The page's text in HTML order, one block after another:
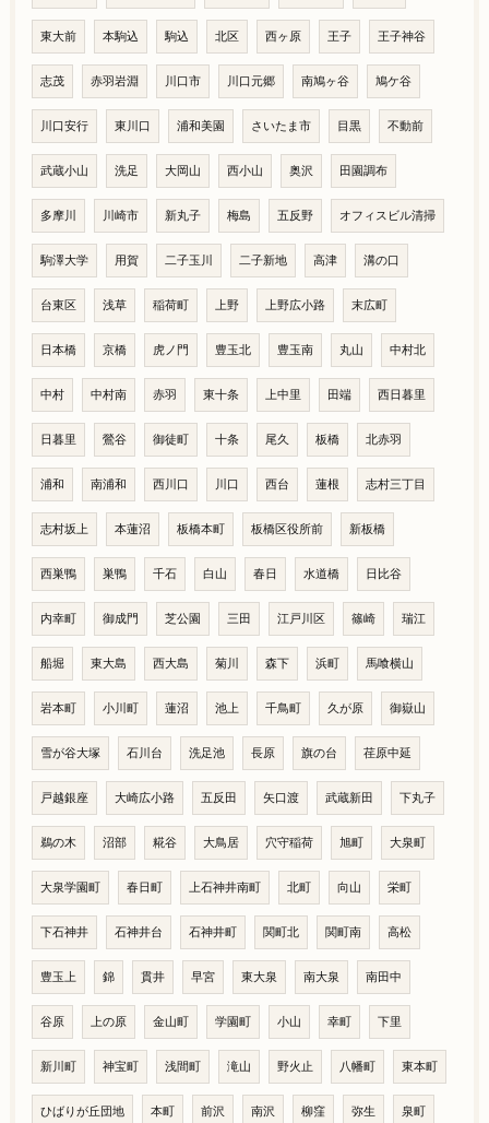
東大前 本駒込 駒込 北区 西ヶ原 王子 王子神谷
志茂 赤羽岩淵 川口市 川口元郷 南鳩ヶ谷 鳩ケ谷
川口安行 東川口 浦和美園 さいたま市 目黒 不動前
武蔵小山 洗足 大岡山 西小山 奥沢 田園調布
多摩川 川崎市 新丸子 梅島 五反野 オフィスビル清掃
駒澤大学 用賀 二子玉川 二子新地 高津 溝の口
台東区 浅草 稲荷町 上野 上野広小路 末広町
日本橋 京橋 虎ノ門 豊玉北 豊玉南 丸山 中村北
中村 中村南 赤羽 東十条 上中里 田端 西日暮里
日暮里 鶯谷 御徒町 十条 尾久 板橋 北赤羽
浦和 南浦和 西川口 川口 西台 蓮根 志村三丁目
志村坂上 本蓮沼 板橋本町 板橋区役所前 新板橋
西巣鴨 巣鴨 千石 白山 春日 水道橋 日比谷
内幸町 御成門 芝公園 三田 江戸川区 篠崎 瑞江
船堀 東大島 西大島 菊川 森下 浜町 馬喰横山
岩本町 小川町 蓮沼 池上 千鳥町 久が原 御嶽山
雪が谷大塚 石川台 洗足池 長原 旗の台 荏原中延
戸越銀座 大崎広小路 五反田 矢口渡 武蔵新田 下丸子
鵜の木 沼部 糀谷 大鳥居 穴守稲荷 旭町 大泉町
大泉学園町 春日町 上石神井南町 北町 向山 栄町
下石神井 石神井台 石神井町 関町北 関町南 高松
豊玉上 錦 貫井 早宮 東大泉 南大泉 南田中
谷原 上の原 金山町 学園町 小山 幸町 下里
新川町 神宝町 浅間町 滝山 野火止 八幡町 東本町
ひばりが丘団地 本町 前沢 南沢 柳窪 弥生 泉町